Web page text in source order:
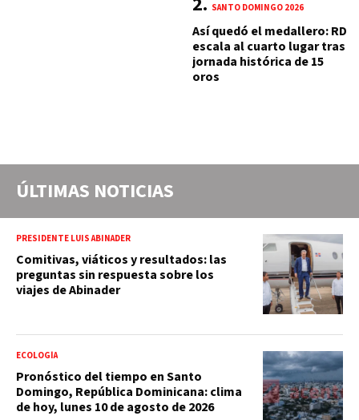
SANTO DOMINGO 2026
Así quedó el medallero: RD
escala al cuarto lugar tras
jornada histórica de 15
oros
ÚLTIMAS NOTICIAS
PRESIDENTE LUIS ABINADER
Comitivas, viáticos y resultados: las
preguntas sin respuesta sobre los
viajes de Abinader
ECOLOGÍA
Pronóstico del tiempo en Santo
Domingo, República Dominicana: clima
de hoy, lunes 10 de agosto de 2026